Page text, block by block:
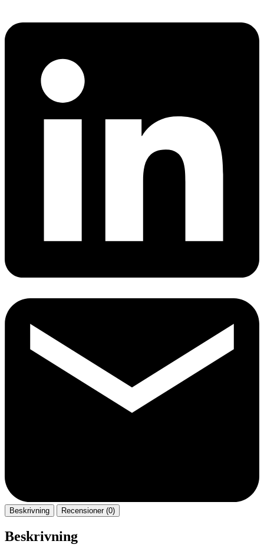
Beskrivning Recensioner (0)
Beskrivning